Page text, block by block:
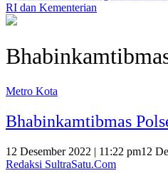
RI dan Kementerian
Metro Kota
Bhabinkamtibmas
12 Desember 2022 | 11:22 pm12
Redaksi SultraSatu.Com